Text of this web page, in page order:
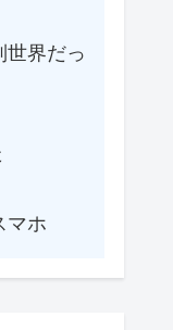
界だっ
マホ